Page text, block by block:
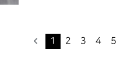
1 2 3 4 5